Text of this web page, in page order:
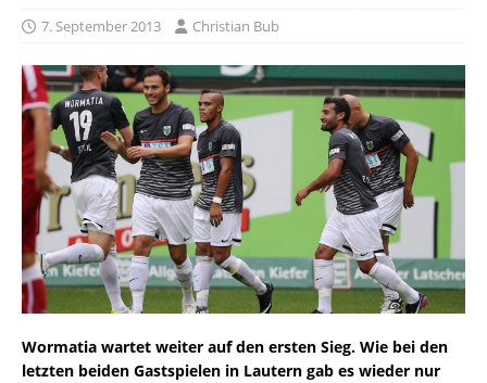
7. September 2013 Christian Bub
Wormatia wartet weiter auf den ersten Sieg. Wie bei den
letzten beiden Gastspielen in Lautern gab es wieder nur